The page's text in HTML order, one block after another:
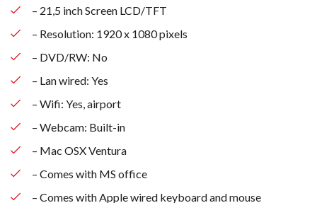
– 21,5 inch Screen LCD/TFT
– Resolution: 1920 x 1080 pixels
– DVD/RW: No
– Lan wired: Yes
– Wifi: Yes, airport
– Webcam: Built-in
– Mac OSX Ventura
– Comes with MS office
– Comes with Apple wired keyboard and mouse